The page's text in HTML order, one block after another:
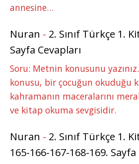
annesine…
Nuran - 2. Sınıf Türkçe 1.
Sayfa Cevapları
Soru: Metnin konusunu
konusu, bir çocuğun okuduğu
kahramanın maceralarını
ve kitap okuma sevgisidir.
Nuran - 2. Sınıf Türkçe 1.
165-166-167-168-169. Sayfa